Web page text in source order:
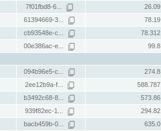
7f01fbd8-6... 26.09
61394669-3... 78.19
cb93548e-c... 78.312
00e386ac-e... 99.8
094b96e5-c... 274.8
2ee12b9a-f... 588.787
b3492c68-8... 573.86
939f82ec-1... 294.82
bacb459b-0... 635.0